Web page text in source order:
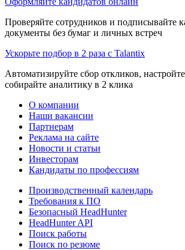
Проверяйте сотрудников и подписывайте
документы без бумаг и личных встреч
Ускорьте подбор в 2 раза с Talantix
Автоматизируйте сбор откликов,
собирайте аналитику в 2 клика
О компании
Наши вакансии
Партнерам
Реклама на сайте
Новости и статьи
Инвесторам
Кандидаты по профессиям
Производственный календарь
Требования к ПО
Безопасный HeadHunter
HeadHunter API
Поиск работы
Поиск по резюме